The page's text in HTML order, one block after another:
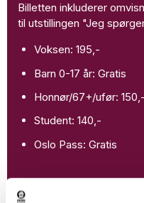
Billetten inkluderer
til utstillingen "Jeg
Voksen: 195,-
Barn 0-17 år: Gratis
Honnør/67+/ufør: 150,-
Student: 140,-
Oslo Pass: Gratis